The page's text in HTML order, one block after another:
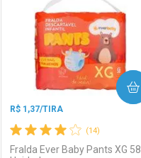
Laboratório
Por Menos
(14)
R$ 1,37/TIRA
Fralda Ever Baby Pants XG 58
COMPRAR